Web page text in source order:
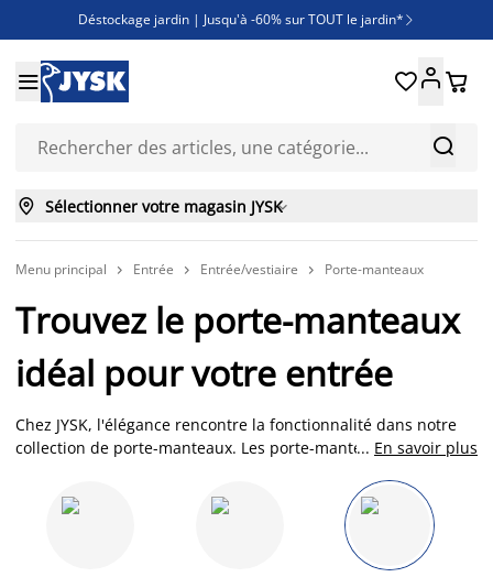
Déstockage jardin | Jusqu'à -60% sur TOUT le jardin* 
Jusqu'à -50% sur une sélection literie
Découvrez les nouveautés de la collection


 
 Sélectionner votre magasin JYSK
Menu principal  Entrée  Entrée/vestiaire  Porte-manteaux
Trouvez le porte-manteaux
idéal pour votre entrée
Chez JYSK, l'élégance rencontre la fonctionnalité dans notre
collection de porte-manteaux. Les porte-manteaux ne sont
sont également des éléments décoratifs qui ajoutent du
caractère et du style à votre entrée. Que vous recherchiez un
design moderne, classique ou rustique, nos porte-manteaux
répondent à vos besoins tout en embellissant votre espace de
... En savoir plus